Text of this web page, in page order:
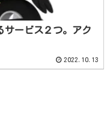
サービス２つ。アク
2022.10.13